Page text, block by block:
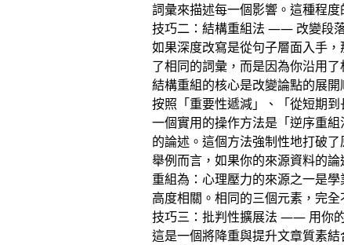
詞彙來描述每一個影響。這種程
技巧二：結構重組法 —— 改變段
如果深度改寫是從句子層面入手
了相同的詞彙，而是因為你沿用了
結構重組的核心是改變論點的展
按照「重要性遞減」、「從短期
一個實用的操作方法是「逆序重
的論述。這個方法強制性地打破
舉例而言，如果你的來源資料的
重組為：心理壓力的來源之一是
高度相關。相同的三個元素，完
技巧三：批判性擴展法 —— 用你
這是一個將降重與提升文章質素